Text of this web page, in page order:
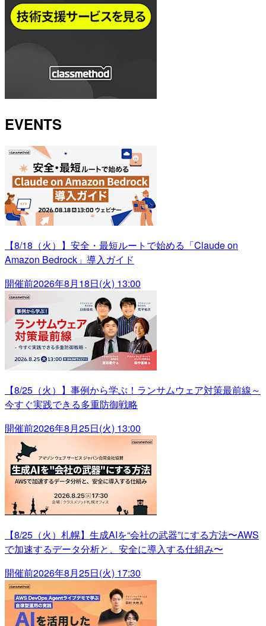
EVENTS
【8/18（火）】安全・最短ルートで始める「Claude on
Amazon Bedrock」導入ガイド
開催前2026年8月18日(火) 13:00
【8/25（火）】事例から学ぶ！ランサムウェア対策最前線～
今すぐ実践できる多重防御戦略
開催前2026年8月25日(火) 13:00
【8/25（火）札幌】生成AIを“会社の武器”にする方法〜AWS
で加速するデータ分析と、安全に導入する仕組み〜
開催前2026年8月25日(火) 17:30